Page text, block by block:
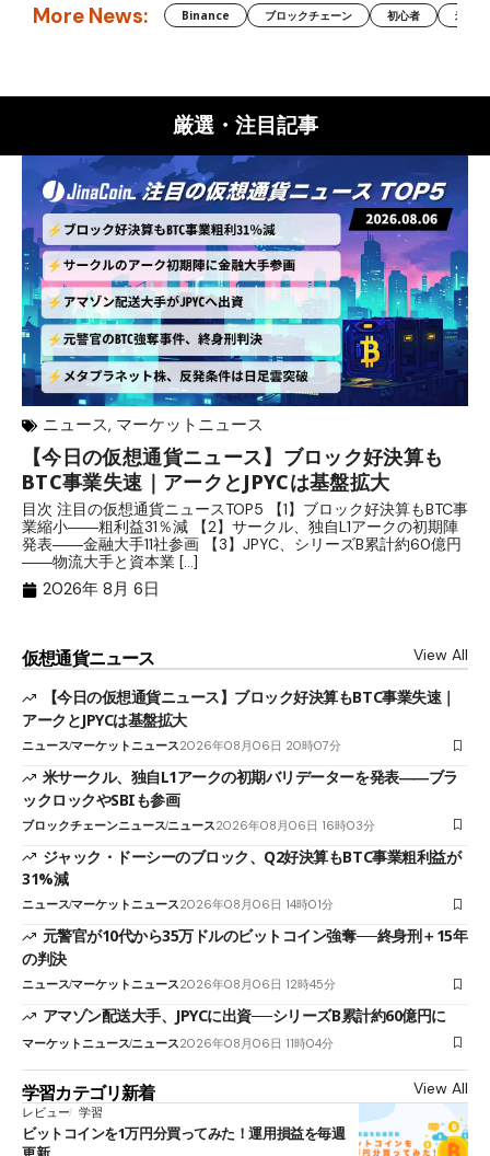
More News: Binance ブロックチェーン 初心者 米国
厳選・注目記事
ニュース, マーケットニュース
【今日の仮想通貨ニュース】ブロック好決算も
BTC事業失速｜アークとJPYCは基盤拡大
目次 注目の仮想通貨ニュースTOP5 【1】ブロック好決算もBTC事
業縮小――粗利益31％減 【2】サークル、独自L1アークの初期陣
発表――金融大手11社参画 【3】JPYC、シリーズB累計約60億円
――物流大手と資本業 […]
2026年 8月 6日
仮想通貨ニュース View All
【今日の仮想通貨ニュース】ブロック好決算もBTC事業失速｜
アークとJPYCは基盤拡大
ニュースマーケットニュース2026年08月06日 20時07分
米サークル、独自L1アークの初期バリデーターを発表――ブラ
ックロックやSBIも参画
ブロックチェーンニュースニュース2026年08月06日 16時03分
ジャック・ドーシーのブロック、Q2好決算もBTC事業粗利益が
31%減
ニュースマーケットニュース2026年08月06日 14時01分
元警官が10代から35万ドルのビットコイン強奪──終身刑＋15年
の判決
ニュースマーケットニュース2026年08月06日 12時45分
アマゾン配送大手、JPYCに出資──シリーズB累計約60億円に
マーケットニュースニュース2026年08月06日 11時04分
学習カテゴリ新着 View All
レビュー 学習
ビットコインを1万円分買ってみた！運用損益を毎週